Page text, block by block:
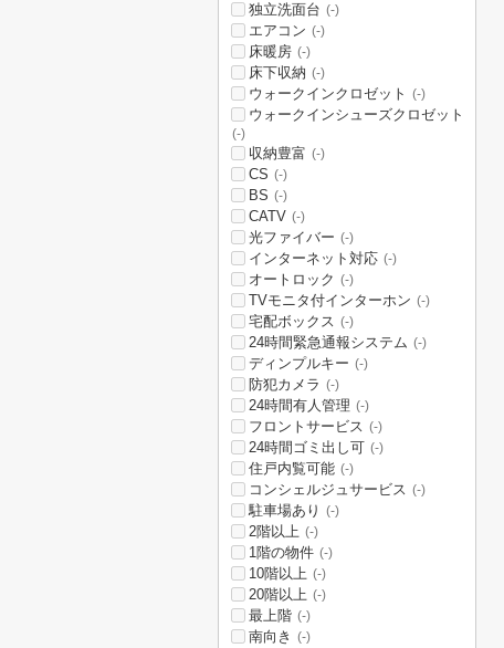
独立洗面台 (-)
エアコン (-)
床暖房 (-)
床下収納 (-)
ウォークインクロゼット (-)
ウォークインシューズクロゼット
(-)
収納豊富 (-)
CS (-)
BS (-)
CATV (-)
光ファイバー (-)
インターネット対応 (-)
オートロック (-)
TVモニタ付インターホン (-)
宅配ボックス (-)
24時間緊急通報システム (-)
ディンプルキー (-)
防犯カメラ (-)
24時間有人管理 (-)
フロントサービス (-)
24時間ゴミ出し可 (-)
住戸内覧可能 (-)
コンシェルジュサービス (-)
駐車場あり (-)
2階以上 (-)
1階の物件 (-)
10階以上 (-)
20階以上 (-)
最上階 (-)
南向き (-)